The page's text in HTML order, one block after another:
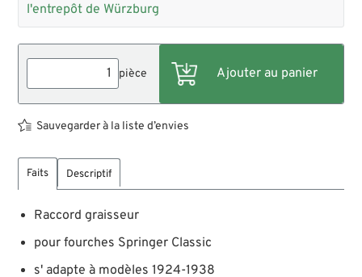
l'entrepôt de Würzburg
pièce
Sauvegarder à la liste d’envies
Faits Descriptif
Raccord graisseur
pour fourches Springer Classic
s' adapte à modèles 1924-1938